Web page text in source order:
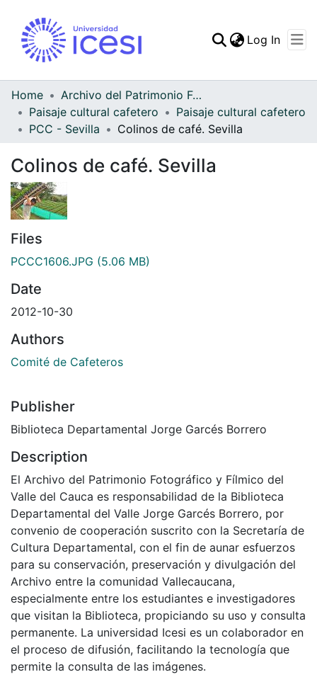
Statistics
Log In
Home
Archivo del Patrimonio Fotográfico y Fílmico del Valle del Cauca
Paisaje cultural cafetero
Paisaje cultural cafetero
PCC - Sevilla
Colinos de café. Sevilla
Colinos de café. Sevilla
Files
PCCC1606.JPG (5.06 MB)
Date
2012-10-30
Authors
Comité de Cafeteros
Publisher
Biblioteca Departamental Jorge Garcés Borrero
Description
El Archivo del Patrimonio Fotográfico y Fílmico del
Valle del Cauca es responsabilidad de la Biblioteca
Departamental del Valle Jorge Garcés Borrero, por
convenio de cooperación suscrito con la Secretaría de
Cultura Departamental, con el fin de aunar esfuerzos
para su conservación, preservación y divulgación del
Archivo entre la comunidad Vallecaucana,
especialmente entre los estudiantes e investigadores
que visitan la Biblioteca, propiciando su uso y consulta
permanente. La universidad Icesi es un colaborador en
el proceso de difusión, facilitando la tecnología que
permite la consulta de las imágenes.